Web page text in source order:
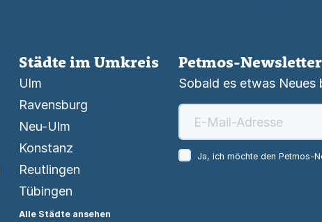
Städte im Umkreis
Ulm
Ravensburg
Neu-Ulm
Konstanz
Reutlingen
Tübingen
Alle Städte ansehen
Petmos-Newsletter
Sobald es etwas
Ja, ich möchte den Petmos-